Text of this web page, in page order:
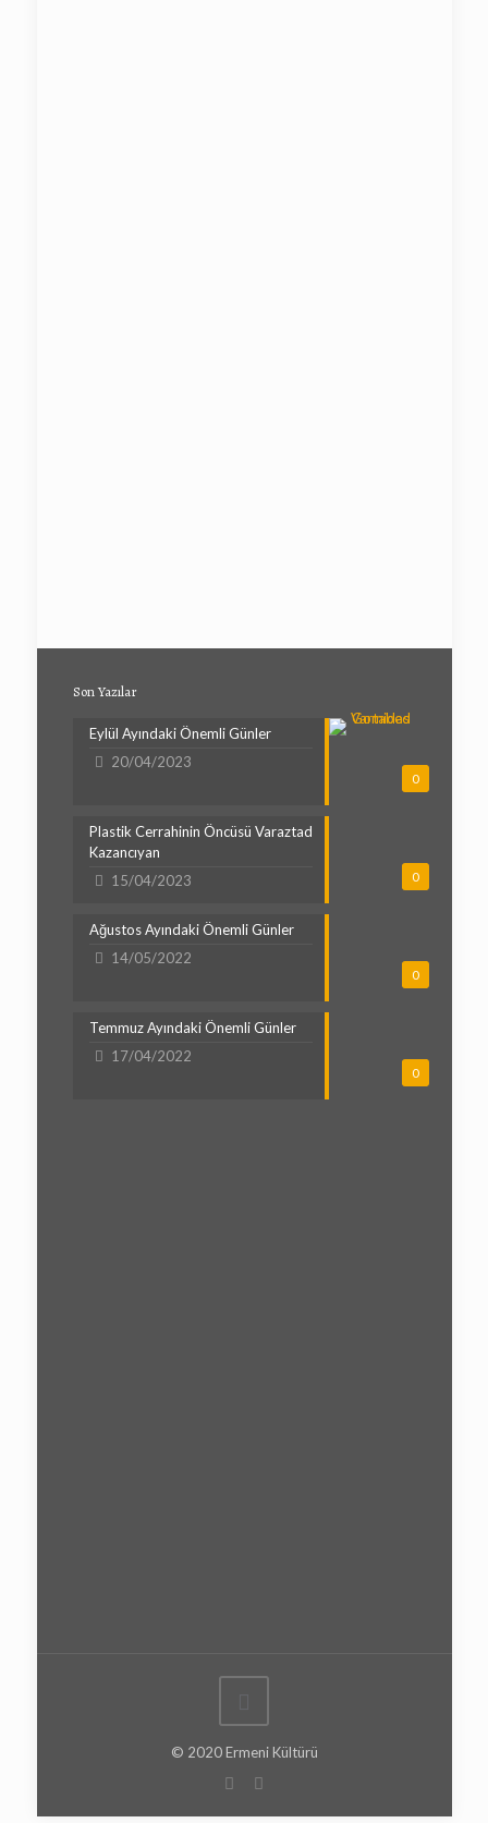
Son Yazılar
0
Eylül Ayındaki Önemli Günler
20/04/2023
0
Plastik Cerrahinin Öncüsü Varaztad
Kazancıyan
15/04/2023
0
Ağustos Ayındaki Önemli Günler
14/05/2022
0
Temmuz Ayındaki Önemli Günler
17/04/2022
© 2020 Ermeni Kültürü